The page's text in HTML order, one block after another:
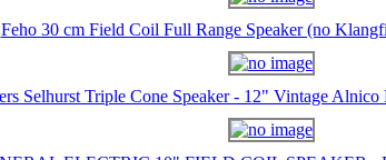
Feho 30 cm Field Coil Full Range Speaker (no
Selhurst Triple Cone Speaker - 12" Vintage